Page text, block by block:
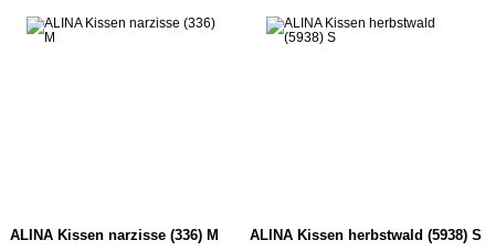
ALINA Kissen narzisse (336) M ALINA Kissen herbstwald (5938) S